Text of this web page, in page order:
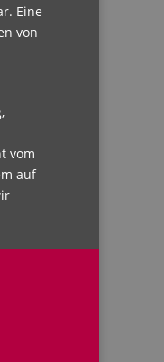
Eine
von
vom
auf